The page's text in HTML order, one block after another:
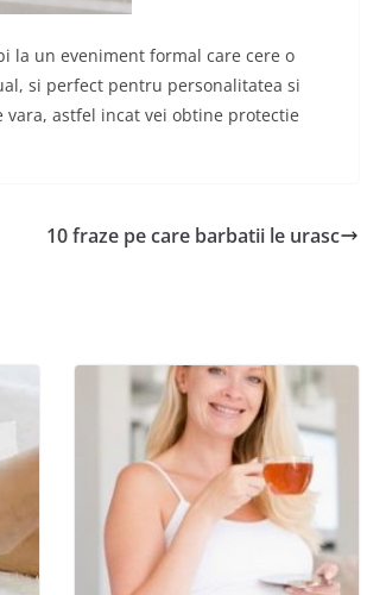
la un eveniment formal care cere o
si perfect pentru personalitatea si
astfel incat vei obtine protectie
10 fraze pe care barbatii le urasc